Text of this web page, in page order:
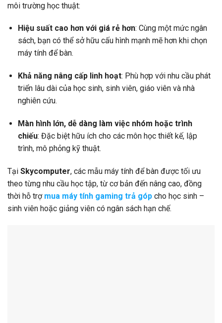
môi trường học thuật:
Hiệu suất cao hơn với giá rẻ hơn: Cùng một mức ngân
sách, bạn có thể sở hữu cấu hình mạnh mẽ hơn khi chọn
máy tính để bàn.
Khả năng nâng cấp linh hoạt: Phù hợp với nhu cầu phát
triển lâu dài của học sinh, sinh viên, giáo viên và nhà
nghiên cứu.
Màn hình lớn, dễ dàng làm việc nhóm hoặc trình
chiếu: Đặc biệt hữu ích cho các môn học thiết kế, lập
trình, mô phỏng kỹ thuật.
Tại Skycomputer, các mẫu máy tính để bàn được tối ưu
theo từng nhu cầu học tập, từ cơ bản đến nâng cao, đồng
thời hỗ trợ mua máy tính gaming trả góp cho học sinh –
sinh viên hoặc giảng viên có ngân sách hạn chế.